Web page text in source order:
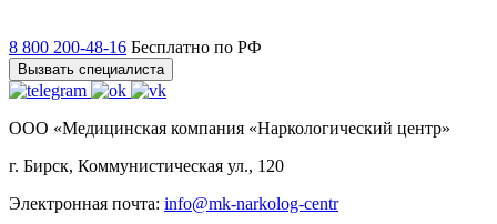
8 800 200-48-16 Бесплатно по РФ
Вызвать специалиста
ООО «Медицинская компания «Наркологический центр»
г. Бирск, Коммунистическая ул., 120
Электронная почта: info@mk-narkolog-centr